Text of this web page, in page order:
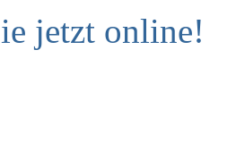
jetzt online!